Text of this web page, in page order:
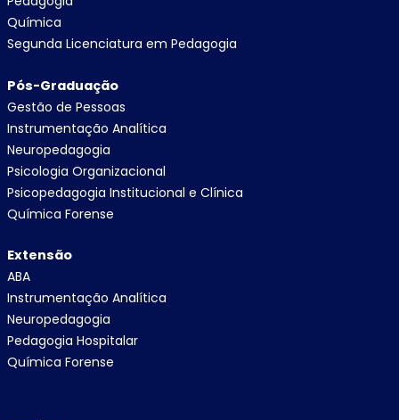
Química
Segunda Licenciatura em Pedagogia
Pós-Graduação
Gestão de Pessoas
Instrumentação Analítica
Neuropedagogia
Psicologia Organizacional
Psicopedagogia Institucional e Clínica
Química Forense
Extensão
ABA
Instrumentação Analítica
Neuropedagogia
Pedagogia Hospitalar
Química Forense